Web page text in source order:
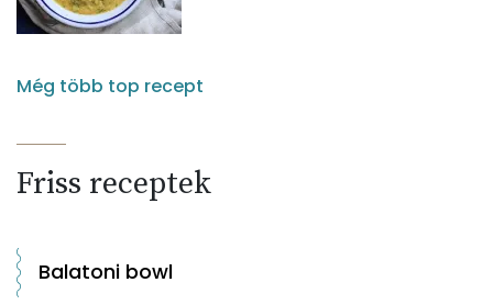
Még több top recept
Friss receptek
Balatoni bowl